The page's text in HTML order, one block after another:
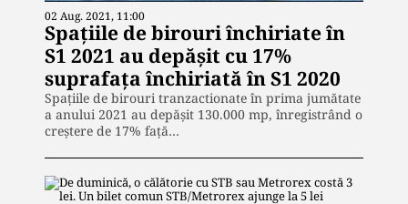
02 Aug. 2021, 11:00
Spațiile de birouri închiriate în
S1 2021 au depășit cu 17%
suprafața închiriată în S1 2020
Spațiile de birouri tranzactionate în prima jumătate
a anului 2021 au depășit 130.000 mp, înregistrând o
creștere de 17% față…